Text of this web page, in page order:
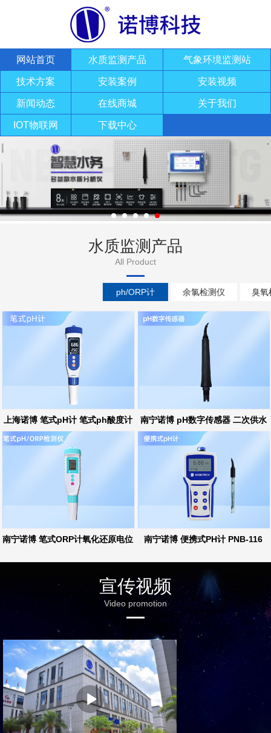
网站首页 水质监测产品 气象环境监测站
技术方案 安装案例 安装视频
新闻动态 在线商城 关于我们
IOT物联网 下载中心
水质监测产品
All Product
ph/ORP计 余氯检测仪 臭氧
上海诺博 笔式pH计 笔式ph酸度计 南宁诺博 pH数字传感器 二次供水
ph在线监测
南宁诺博 笔式ORP计氧化还原电位 南宁诺博 便携式PH计 PNB-116
宣传视频
Video promotion